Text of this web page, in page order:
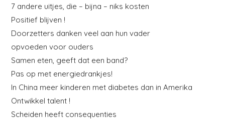
7 andere uitjes, die – bijna – niks kosten
Positief blijven !
Doorzetters danken veel aan hun vader
opvoeden voor ouders
Samen eten, geeft dat een band?
Pas op met energiedrankjes!
In China meer kinderen met diabetes dan in Amerika
Ontwikkel talent !
Scheiden heeft consequenties